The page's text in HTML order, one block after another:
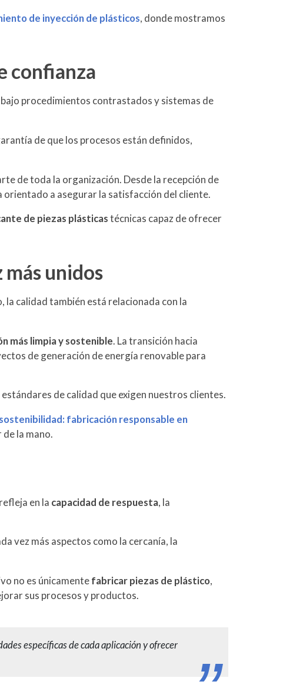
de inyección de plásticos, donde mostramos
confianza
procedimientos contrastados y sistemas de
de que los procesos están definidos,
de toda la organización. Desde la recepción de
orientado a asegurar la satisfacción del cliente.
de piezas plásticastécnicas capaz de ofrecer
unidos
calidad también está relacionada con la
más limpia y sostenible. La transición hacia
de generación de energía renovable para
de calidad que exigen nuestros clientes.
fabricación responsable en
la mano.
en la capacidad de respuesta, la
vez más aspectos como la cercanía, la
no es únicamentefabricar piezas de plástico,
sus procesos y productos.
específicas de cada aplicación y ofrecer